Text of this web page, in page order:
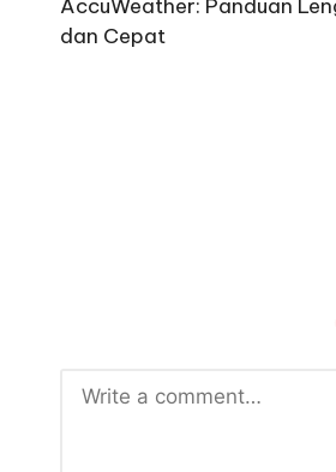
navigation
AccuWeather: Panduan
dan Cepat